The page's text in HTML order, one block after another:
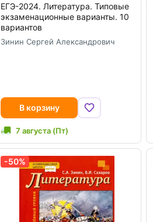
ЕГЭ-2024. Литература. Типовые
экзаменационные варианты. 10
вариантов
Зинин Сергей Александрович
В корзину
7 августа (Пт)
-50%